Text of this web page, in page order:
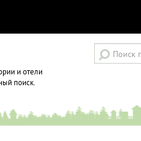
и отели
поиск.